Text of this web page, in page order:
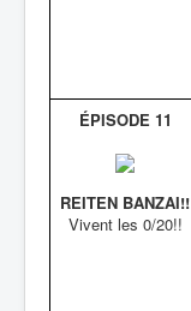
ÉPISODE 11
REITEN BANZAI!!
Vivent les 0/20!!